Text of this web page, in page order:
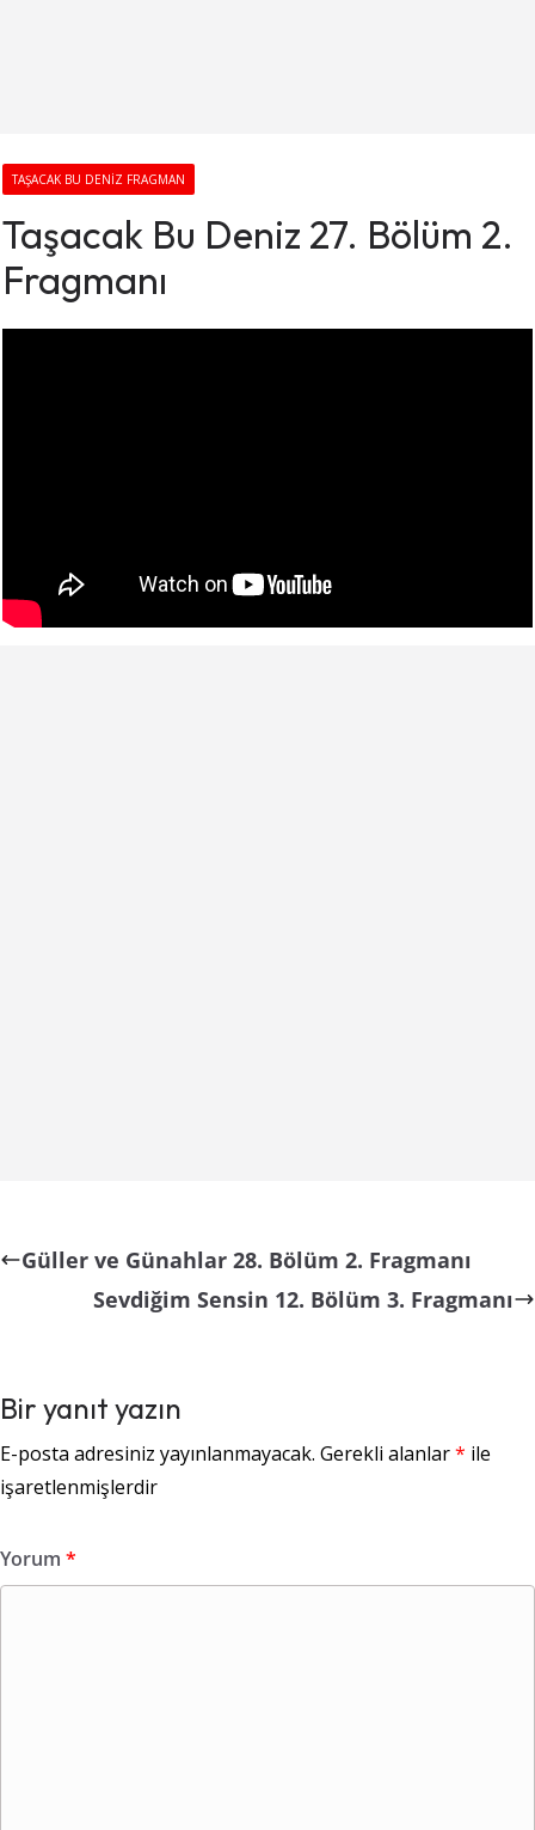
TAŞACAK BU DENIZ FRAGMAN
Taşacak Bu Deniz 27. Bölüm 2.
Fragmanı
Güller ve Günahlar 28. Bölüm 2. Fragmanı
Sevdiğim Sensin 12. Bölüm 3. Fragmanı
Bir yanıt yazın
E-posta adresiniz yayınlanmayacak. Gerekli alanlar* ile
işaretlenmişlerdir
Yorum *